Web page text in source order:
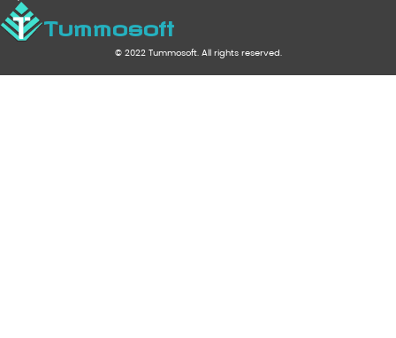
Tummosoft
© 2022 Tummosoft. All rights reserved.